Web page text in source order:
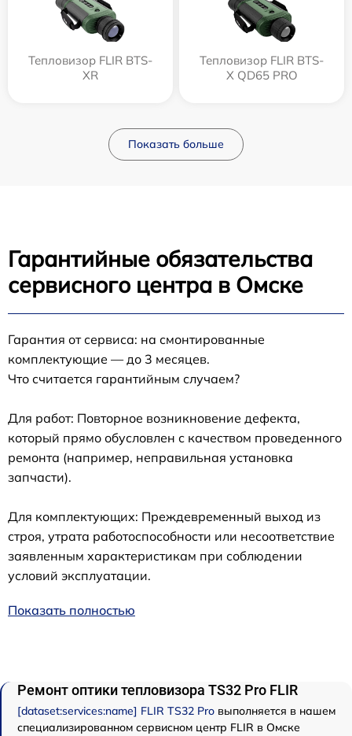
Тепловизор FLIR BTS-
XR
Тепловизор FLIR BTS-
X QD65 PRO
Показать больше
Гарантийные обязательства
сервисного центра в Омске
Гарантия от сервиса: на смонтированные
комплектующие — до 3 месяцев.
Что считается гарантийным случаем?
Для работ: Повторное возникновение дефекта,
который прямо обусловлен с качеством проведенного
ремонта (например, неправильная установка
запчасти).
Для комплектующих: Преждевременный выход из
строя, утрата работоспособности или несоответствие
заявленным характеристикам при соблюдении
условий эксплуатации.
Показать полностью
Ремонт оптики тепловизора TS32 Pro FLIR
[dataset:services:name] FLIR TS32 Pro выполняется в нашем
специализированном сервисном центр FLIR в Омске